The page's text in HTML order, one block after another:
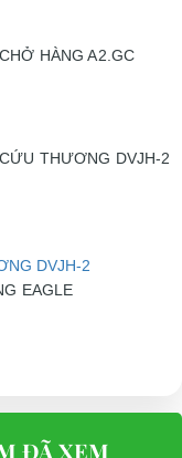
HÀNG A2.GC
THƯƠNG DVJH-2
EAGLE
ĐÃ XEM